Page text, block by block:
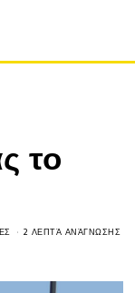
το
2 ΛΕΠΤΆ ΑΝΆΓΝΩΣΗΣ